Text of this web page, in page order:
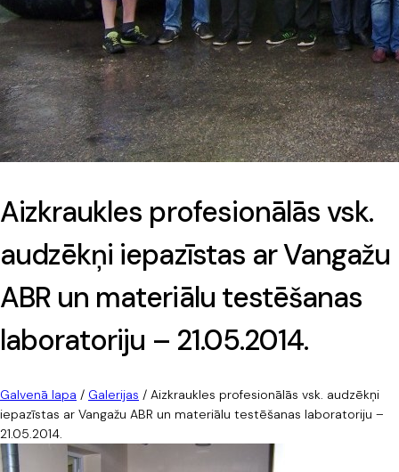
Aizkraukles profesionālās vsk.
audzēkņi iepazīstas ar Vangažu
ABR un materiālu testēšanas
laboratoriju – 21.05.2014.
Galvenā lapa / Galerijas / Aizkraukles profesionālās vsk. audzēkņi
iepazīstas ar Vangažu ABR un materiālu testēšanas laboratoriju –
21.05.2014.